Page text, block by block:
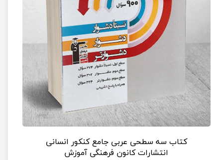
کتاب سه سطحی عربی جامع کنکور انسانی
انتشارات کانون فرهنگی آموزش